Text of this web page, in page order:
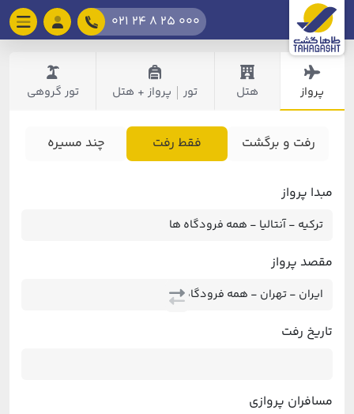
021 24 8 25 000
پرواز هتل تور پرواز + هتل تور گروهی
رفت و برگشت فقط رفت چند مسیره
مبدا پرواز
مقصد پرواز
تاریخ رفت
مسافران پروازی